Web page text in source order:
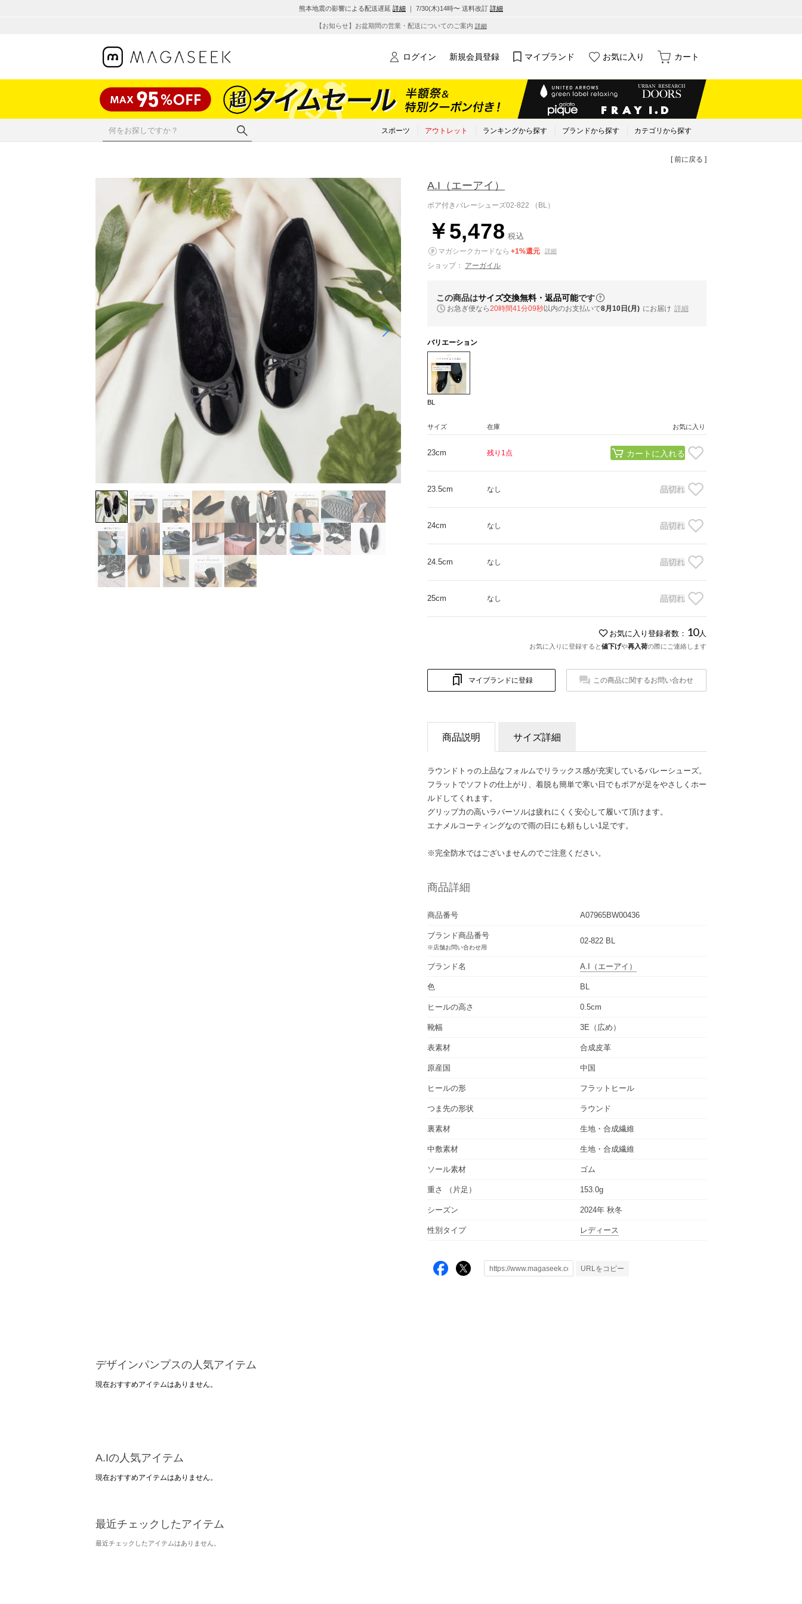
熊本地震の影響による配送遅延 詳細 ｜ 7/30(木)14時〜 送料改訂 詳細
【お知らせ】お盆期間の営業・配送についてのご案内 詳細
ログイン 新規会員登録 マイブランド お気に入り カート
スポーツ アウトレット ランキングから探す ブランドから探す カテゴリから探す
[ 前に戻る ]
A.I （エーアイ）
ボア付きバレーシューズ02-822 （BL）
￥5,478 税込
マガシークカードなら +1%還元 詳細
ショップ： アーガイル
この商品はサイズ交換無料・返品可能です
お急ぎ便なら20時間41分08秒以内のお支払いで8月10日(月) にお届け 詳細
バリエーション
BL
サイズ 在庫 お気に入り
23cm 残り1点 カートに入れる
23.5cm なし 品切れ
24cm なし 品切れ
24.5cm なし 品切れ
25cm なし 品切れ
お気に入り登録者数： 10人
お気に入りに登録すると値下げや再入荷の際にご連絡します
マイブランドに登録 この商品に関するお問い合わせ
商品説明 サイズ詳細
ラウンドトゥの上品なフォルムでリラックス感が充実しているバレーシューズ。
フラットでソフトの仕上がり、着脱も簡単で寒い日でもボアが足をやさしくホー
ルドしてくれます。
グリップ力の高いラバーソルは疲れにくく安心して履いて頂けます。
エナメルコーティングなので雨の日にも頼もしい1足です。
※完全防水ではございませんのでご注意ください。
商品詳細
商品番号 A07965BW00436
ブランド商品番号
※店舗お問い合わせ用
02-822 BL
ブランド名 A.I （エーアイ）
色 BL
ヒールの高さ 0.5cm
靴幅 3E（広め）
表素材 合成皮革
原産国 中国
ヒールの形 フラットヒール
つま先の形状 ラウンド
裏素材 生地・合成繊維
中敷素材 生地・合成繊維
ソール素材 ゴム
重さ （片足） 153.0g
シーズン 2024年 秋冬
性別タイプ レディース
URLをコピー
デザインパンプスの人気アイテム
現在おすすめアイテムはありません。
A.Iの人気アイテム
現在おすすめアイテムはありません。
最近チェックしたアイテム
最近チェックしたアイテムはありません。